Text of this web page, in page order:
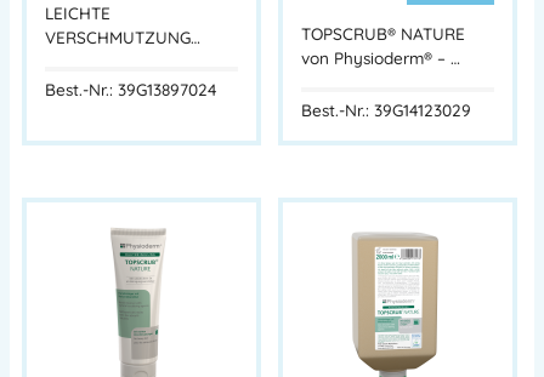
LEICHTE
VERSCHMUTZUNG…
Best.-Nr.: 39G13897024
TOPSCRUB® NATURE
von Physioderm® – …
Best.-Nr.: 39G14123029